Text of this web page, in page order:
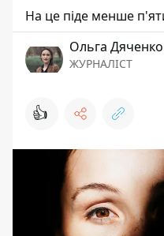
На це піде менше
Ольга Дяченко
ЖУРНАЛІСТ
👍